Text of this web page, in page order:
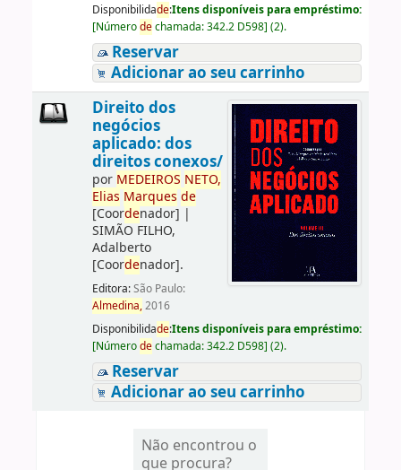
Disponibilidade:Itens disponíveis para empréstimo:
[Númerodechamada:342.2 D598] (2).
Reservar
Adicionar ao seu carrinho
Direito dos
negócios
aplicado: dos
direitos conexos/
por MEDEIROS NETO,
Elias Marques de
[Coordenador] |
SIMÃO FILHO,
Adalberto
[Coordenador].
Editora:São Paulo:
Almedina,2016
Disponibilidade:Itens disponíveis para empréstimo:
[Númerodechamada:342.2 D598] (2).
Reservar
Adicionar ao seu carrinho
Não encontrou o
que procura?